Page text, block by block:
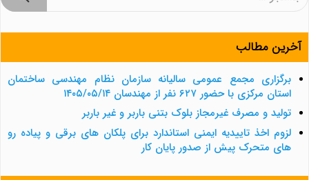
آخرین مطالب
برگزاری مجمع عمومی سالیانه سازمان نظام مهندسی ساختمان
استان مرکزی با حضور ۶۲۷ نفر از مهندسان ۱۴۰۵/۰۵/۱۴
تولید و مصرف غیرمجاز بلوک بتنی باربر و غیر باربر
لزوم اخذ تاییدیه ایمنی استاندارد برای پلکان های برقی و پیاده رو
های متحرک پیش از صدور پایان کار